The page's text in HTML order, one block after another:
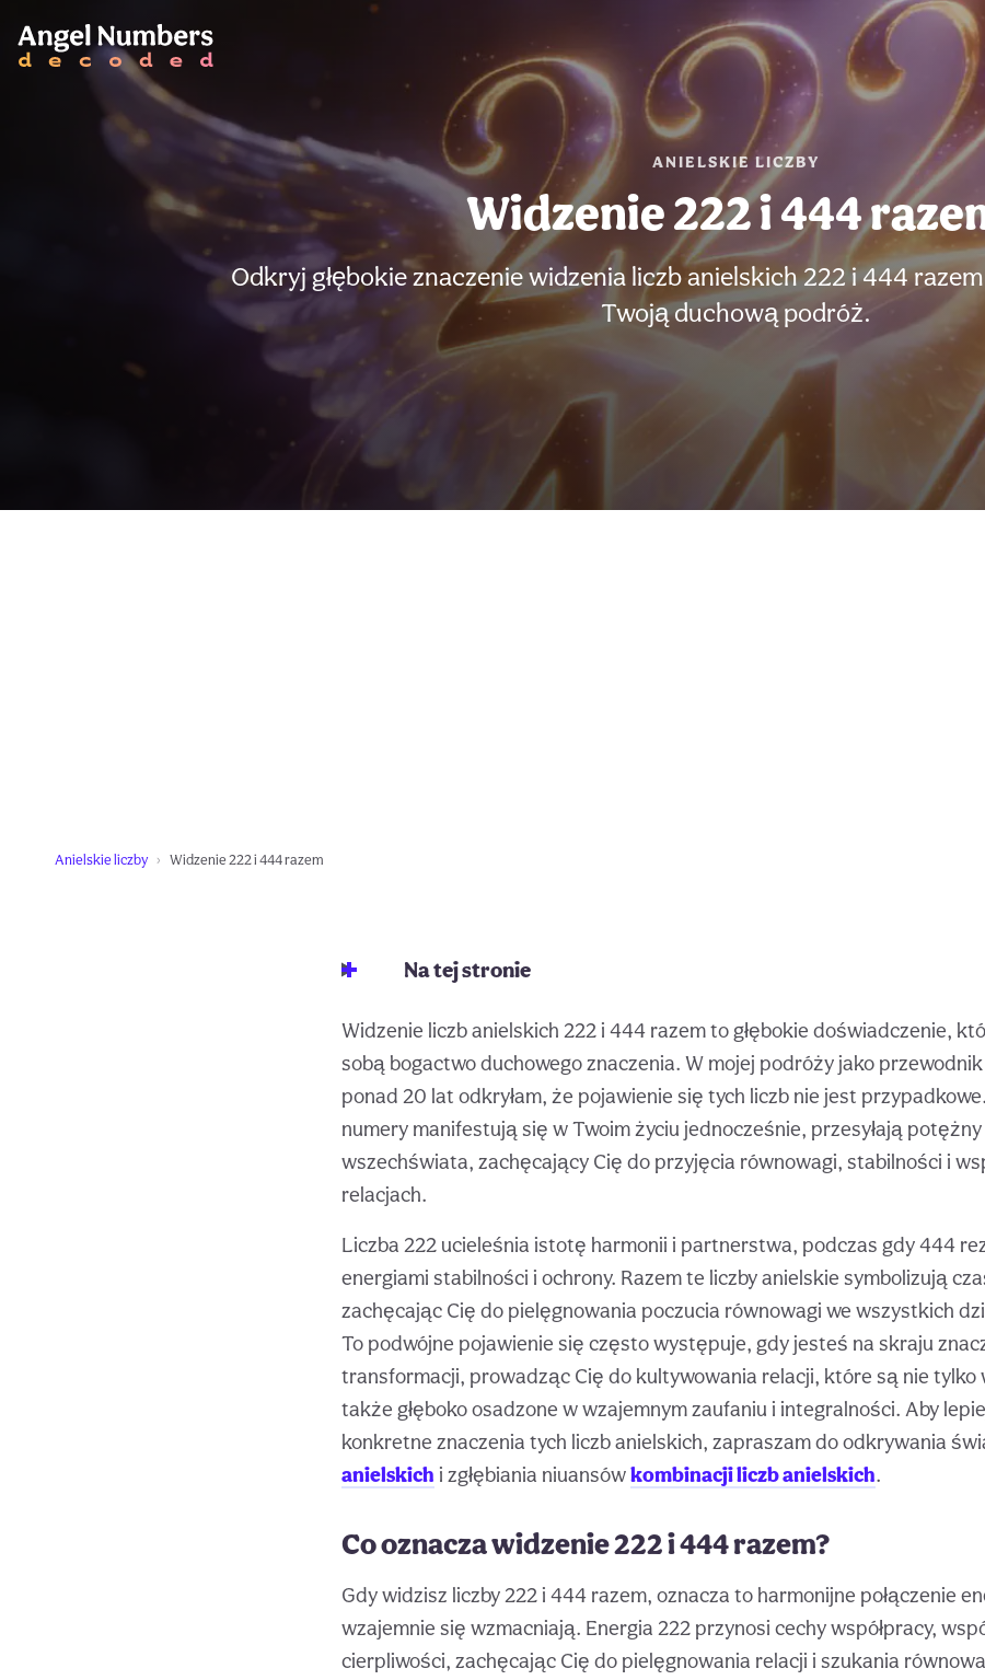
ANIELSKIE LICZBY
Widzenie 222 i 444
Odkryj głębokie znaczenie widzenia liczb anielskich 222 i 444
Twoją duchową podróż.
Anielskie liczby Widzenie 222 i 444 razem
Na tej stronie
Widzenie liczb anielskich 222 i 444 razem to głębokie doświadczenie,
sobą bogactwo duchowego znaczenia. W mojej podróży jako
ponad 20 lat odkryłam, że pojawienie się tych liczb nie jest
numery manifestują się w Twoim życiu jednocześnie, przesyłają
wszechświata, zachęcający Cię do przyjęcia równowagi, stabilności i
relacjach.
Liczba 222 ucieleśnia istotę harmonii i partnerstwa, podczas gdy 444
energiami stabilności i ochrony. Razem te liczby anielskie symbolizują
zachęcając Cię do pielęgnowania poczucia równowagi we wszystkich
To podwójne pojawienie się często występuje, gdy jesteś na skraju
transformacji, prowadząc Cię do kultywowania relacji, które są nie tylko
także głęboko osadzone w wzajemnym zaufaniu i integralności. Aby
konkretne znaczenia tych liczb anielskich, zapraszam do odkrywania
anielskich i zgłębiania niuansówkombinacji liczb anielskich.
Co oznacza widzenie 222 i 444 razem?
Gdy widzisz liczby 222 i 444 razem, oznacza to harmonijne połączenie
wzajemnie się wzmacniają. Energia 222 przynosi cechy współpracy,
cierpliwości, zachęcając Cię do pielęgnowania relacji i szukania